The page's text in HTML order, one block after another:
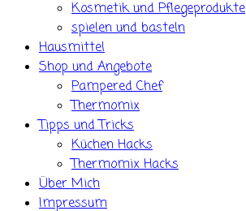
Kosmetik und Pflegeprodukte
spielen und basteln
Hausmittel
Shop und Angebote
Pampered Chef
Thermomix
Tipps und Tricks
Küchen Hacks
Thermomix Hacks
Über Mich
Impressum